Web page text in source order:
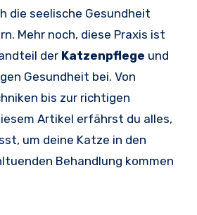
die seelische Gesundheit
Mehr noch, diese Praxis ist
der Katzenpflege und
Gesundheit bei. Von
bis zur richtigen
Artikel erfährst du alles,
um deine Katze in den
Behandlung kommen